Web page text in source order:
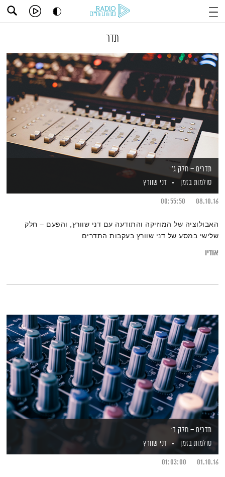
תדר
תדרים – חלק ג'
סולמות בזמן
דני שוורץ
08.10.16
00:55:50
האבולוציה של המוזיקה והתודעה עם דני שוורץ, והפעם – חלק
שלישי במסע של דני שוורץ בעקבות התדרים
אודיו
תדרים – חלק ב'
סולמות בזמן
דני שוורץ
01.10.16
01:03:00